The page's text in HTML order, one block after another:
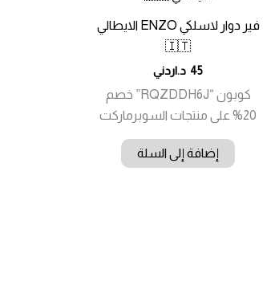
فير دوار لاسلكي ENZO الايطالي
🇮🇹
45 د.اردني
كوبون “RQZDDH6J” خصم
20% على منتجات السوبرماركت
إضافة إلى السلة